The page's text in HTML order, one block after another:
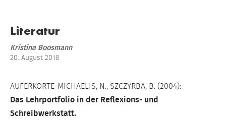
Literatur
Kristina Boosmann
20. August 2018
AUFERKORTE-MICHAELIS, N., SZCZYRBA, B. (2004):
Das Lehrportfolio in der Reflexions- und
Schreibwerkstatt.